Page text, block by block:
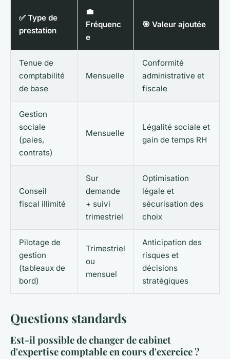
✅ Type de
prestation
💼
Fréquenc
e
🎯 Valeur ajoutée
Tenue de
comptabilité
de base
Mensuelle
Conformité
administrative et
fiscale
Gestion
sociale
(paies,
contrats)
Mensuelle
Légalité sociale et
gain de temps RH
Conseil
fiscal illimité
Sur
demande
+ suivi
trimestriel
Optimisation
légale et
sécurisation des
choix
Pilotage de
gestion
(tableaux de
bord)
Trimestriel
ou
mensuel
Anticipation des
risques et
décisions
stratégiques
Questions standards
Est-il possible de changer de cabinet
d'expertise comptable en cours d'exercice ?